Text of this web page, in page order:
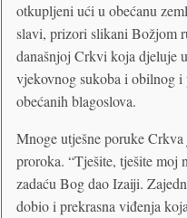
otkupljeni ući u obećanu
slavi, prizori slikani Božjom
današnjoj Crkvi koja djeluje
vjekovnog sukoba i obilnog i
obećanih blagoslova.
Mnoge utješne poruke
proroka. “Tješite, tješite
zadaću Bog dao Izaiji.
dobio i prekrasna viđenja